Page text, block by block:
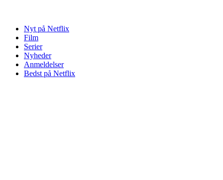
Nyt på Netflix
Film
Serier
Nyheder
Anmeldelser
Bedst på Netflix